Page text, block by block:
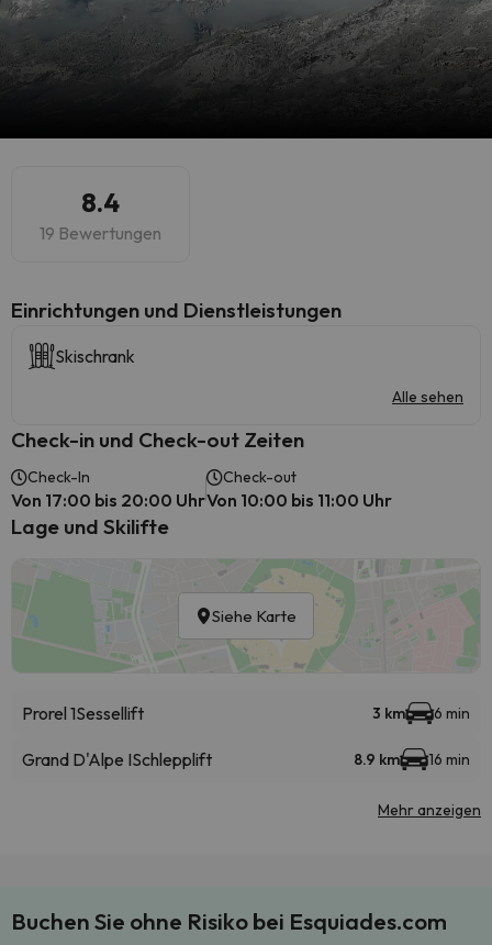
8.4
19 Bewertungen
​Einrichtungen und Dienstleistungen
Skischrank
Alle sehen
Check-in und Check-out Zeiten
Check-In
Von 17:00 bis 20:00 Uhr
Check-out
Von 10:00 bis 11:00 Uhr
Lage und Skilifte
Siehe Karte
Prorel 1Sessellift 3 km 6 min
Grand D'Alpe ISchlepplift 8.9 km 16 min
Mehr anzeigen
Buchen Sie ohne Risiko bei Esquiades.com